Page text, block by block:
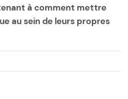
à comment mettre
au sein de leurs propres